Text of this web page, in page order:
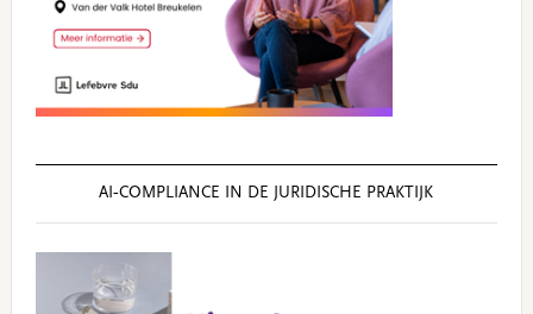
AI‑COMPLIANCE IN DE JURIDISCHE PRAKTIJK